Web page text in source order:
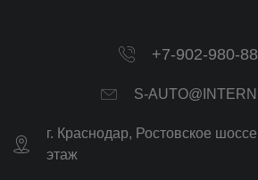
+7-902-980-
S-
г. Краснодар, Ростовское
этаж